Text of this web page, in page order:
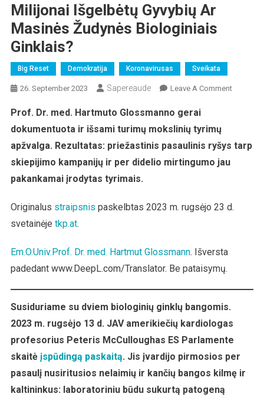
Milijonai Išgelbėtų Gyvybių Ar
Masinės Žudynės Biologiniais
Ginklais?
Big Reset Demokratija Koronavirusas Sveikata
26. September 2023 Sapereaude Leave A CommentOn
Ar
Prof. Dr. med. Hartmuto Glossmanno gerai
dokumentuota ir išsami turimų mokslinių tyrimų
apžvalga. Rezultatas: priežastinis pasaulinis ryšys tarp
skiepijimo kampanijų ir per didelio mirtingumo jau
pakankamai įrodytas tyrimais.
Originalus straipsnis paskelbtas 2023 m. rugsėjo 23 d.
svetainėje tkp.at.
Em.O.Univ.Prof. Dr. med. Hartmut Glossmann. Išversta
padedant www.DeepL.com/Translator. Be pataisymų.
Susiduriame su dviem biologinių ginklų bangomis.
2023 m. rugsėjo 13 d. JAV amerikiečių kardiologas
profesorius Peteris McCulloughas ES Parlamente
skaitė įspūdingą paskaitą. Jis įvardijo pirmosios per
pasaulį nusiritusios nelaimių ir kančių bangos kilmę ir
kaltininkus: laboratoriniu būdu sukurtą patogeną